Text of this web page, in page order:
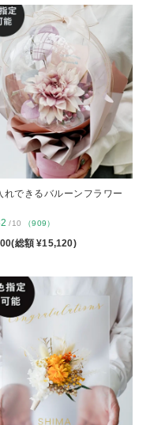
れできるバルーンフラワー
/10 （909）
総額 ¥15,120)